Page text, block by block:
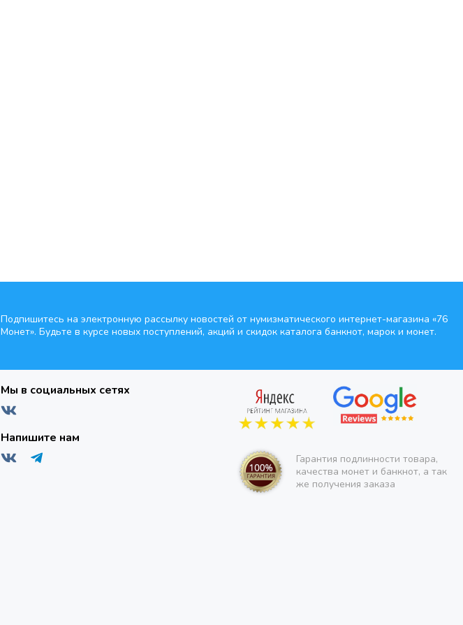
Подпишитесь на электронную рассылку новостей от нумизматического интернет-магазина «76
Монет». Будьте в курсе новых поступлений, акций и скидок каталога банкнот, марок и монет.
Мы в социальных сетях
Напишите нам
Гарантия подлинности товара,
качества монет и банкнот, а так
же получения заказа